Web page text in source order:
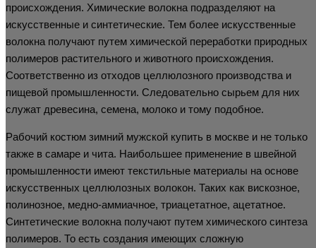
происхождения. Химические волокна подразделяют на
искусственные и синтетические. Тем более искусственные
волокна получают путем химической переработки природных
полимеров растительного и животного происхождения.
Соответственно из отходов целлюлозного производства и
пищевой промышленности. Следовательно сырьем для них
служат древесина, семена, молоко и тому подобное.
Рабочий костюм зимний мужской купить в москве и не только
также в самаре и чита. Наибольшее применение в швейной
промышленности имеют текстильные материалы на основе
искусственных целлюлозных волокон. Таких как вискозное,
полинозное, медно-аммиачное, триацетатное, ацетатное.
Синтетические волокна получают путем химического синтеза
полимеров. То есть создания имеющих сложную